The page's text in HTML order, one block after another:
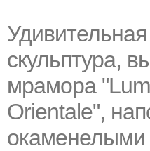
скульптура,
мрамора
Orientale",
окаменелыми